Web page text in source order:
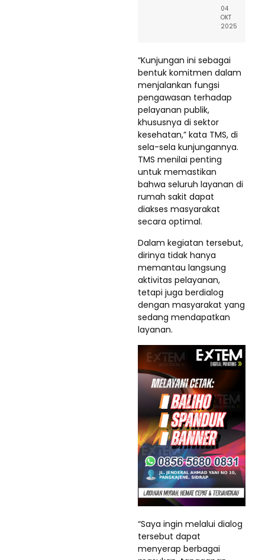
04
OKT
2025
“Kunjungan ini sebagai
bentuk komitmen dalam
menjalankan fungsi
pengawasan terhadap
pelayanan publik,
khususnya di sektor
kesehatan,” kata TMS, di
sela-sela kunjungannya.
TMS menilai penting
untuk memastikan
bahwa seluruh layanan di
rumah sakit dapat
diakses masyarakat
secara optimal.
Dalam kegiatan tersebut,
dirinya tidak hanya
memantau langsung
aktivitas pelayanan,
tetapi juga berdialog
dengan masyarakat yang
sedang mendapatkan
layanan.
“Saya ingin melalui dialog
tersebut dapat
menyerap berbagai